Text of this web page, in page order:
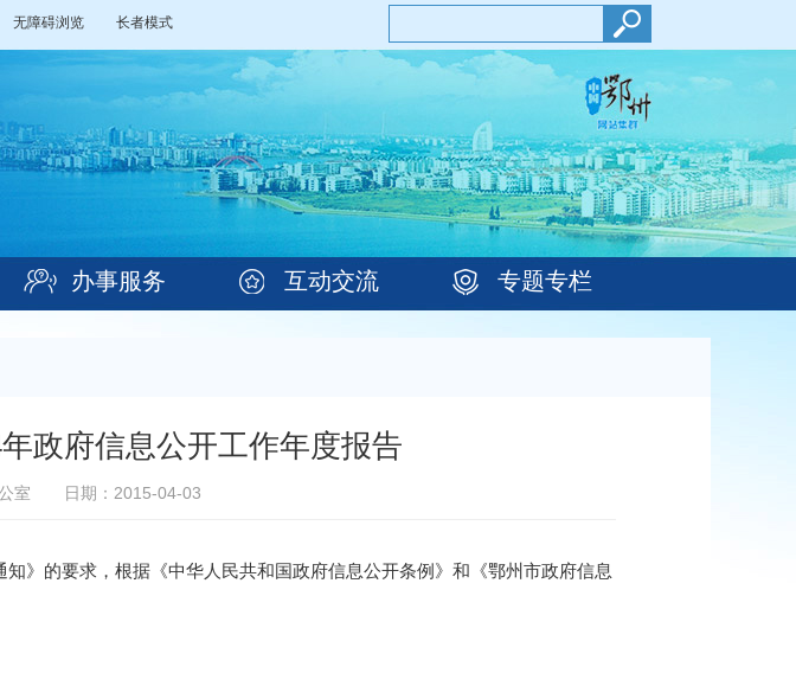
无障碍浏览 长者模式
办事服务 互动交流 专题专栏
政府信息公开工作年度报告
室 日期：2015-04-03
的要求，根据《中华人民共和国政府信息公开条例》和《鄂州市政府信息